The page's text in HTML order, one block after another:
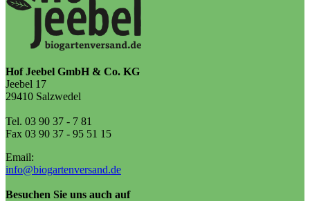
Hof Jeebel GmbH & Co. KG
Jeebel 17
29410 Salzwedel
Tel. 03 90 37 - 7 81
Fax 03 90 37 - 95 51 15
Email:
info@biogartenversand.de
Besuchen Sie uns auch auf